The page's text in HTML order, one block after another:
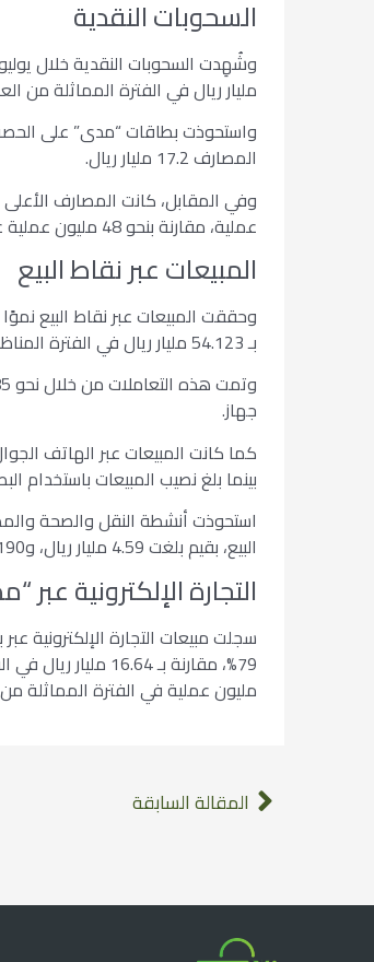
السحوبات النقدية
مليار ريال في الفترة المماثلة من
المصارف 17.2 مليار ريال.
عملية، مقارنة بنحو 48 مليون عملية عبر “مدى”.
المبيعات عبر نقاط البيع
بـ 54.123 مليار ريال في الفترة المناظرة من العام الماضي.
جهاز.
بينما بلغ نصيب المبيعات باستخدام البطاقات 25.662 مليار ريال، مقارنة بـ 25.15 مليار ريال
استحوذت أنشطة النقل والصحة
البيع، بقيم بلغت 4.59 مليار ريال، و4.190 مليار ريال، و7.425 مليار ريال، و8.522 مليار ريال، و9.604 مليار ريال على الترتيب.
التجارة الإلكترونية عبر
مليون عملية في الفترة المماثلة
المقالة السابقة